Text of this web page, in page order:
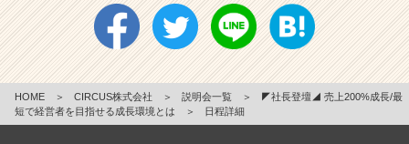
HOME ＞ CIRCUS株式会社 ＞ 説明会一覧 ＞
◤社長登壇◢ 売上200%成長/最
短で経営者を目指せる成長環境とは
＞ 日程詳細